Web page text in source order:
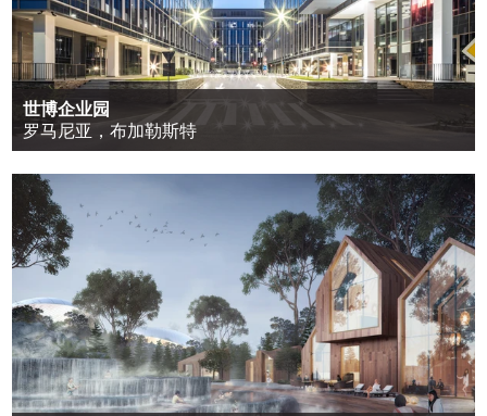
世博企业园
罗马尼亚，布加勒斯特